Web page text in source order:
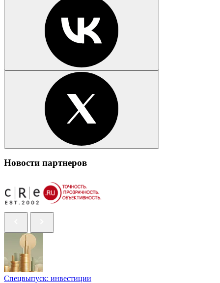
Новости партнеров
Спецвыпуск: инвестиции